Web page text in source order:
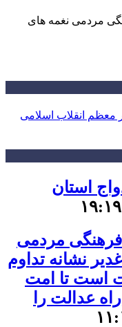
مردمی نغمه های
معظم انقلاب اسلامی
استان
مردمی
نشانه تداوم
است تا امت
عدالت را